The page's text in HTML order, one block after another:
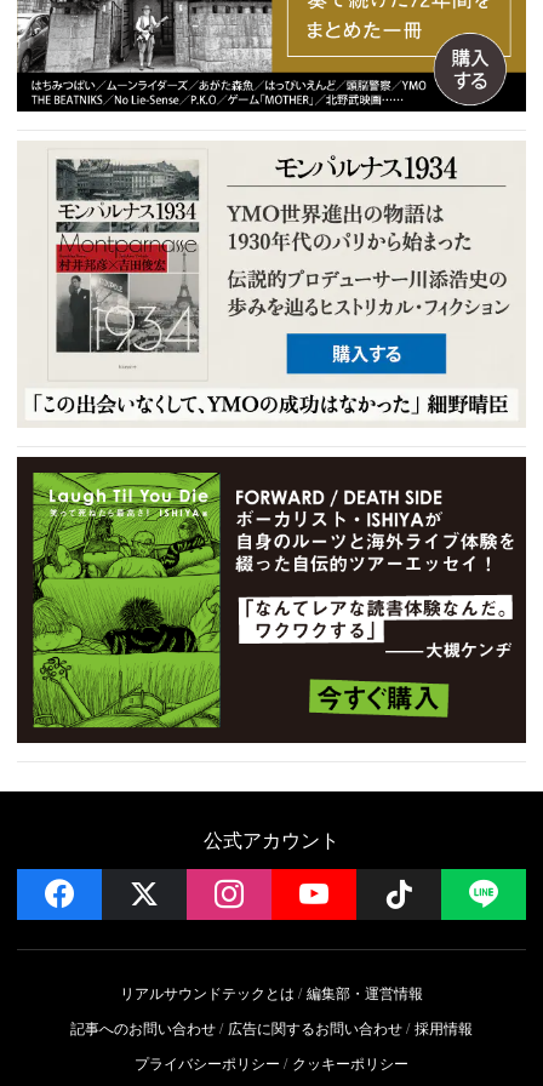
公式アカウント
facebook instagramYouTube Follow
リアルサウンドテックとは
編集部・運営情報
記事へのお問い合わせ
広告に関するお問い合わせ 採用情報
プライバシーポリシー
クッキーポリシー